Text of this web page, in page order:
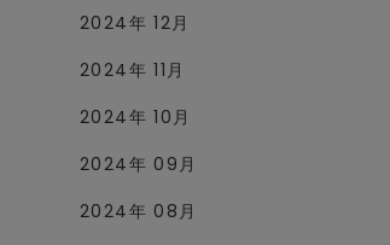
2024年 12月
2024年 11月
2024年 10月
2024年 09月
2024年 08月